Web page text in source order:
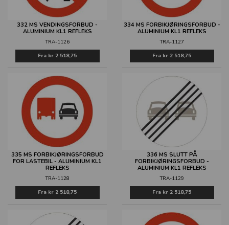
332 MS VENDINGSFORBUD -
ALUMINIUM KL1 REFLEKS
TRA-1126
Fra kr 2 518,75
334 MS FORBIKJØRINGSFORBUD -
ALUMINIUM KL1 REFLEKS
TRA-1127
Fra kr 2 518,75
335 MS FORBIKJØRINGSFORBUD
FOR LASTEBIL - ALUMINIUM KL1
REFLEKS
TRA-1128
Fra kr 2 518,75
336 MS SLUTT PÅ
FORBIKJØRINGSFORBUD -
ALUMINIUM KL1 REFLEKS
TRA-1129
Fra kr 2 518,75